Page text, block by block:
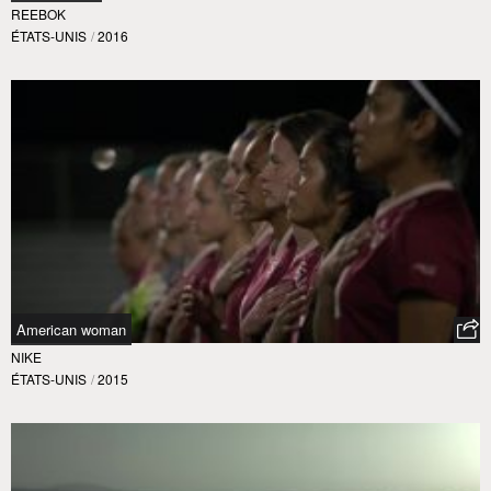
REEBOK
ÉTATS-UNIS / 2016
American woman
NIKE
ÉTATS-UNIS / 2015